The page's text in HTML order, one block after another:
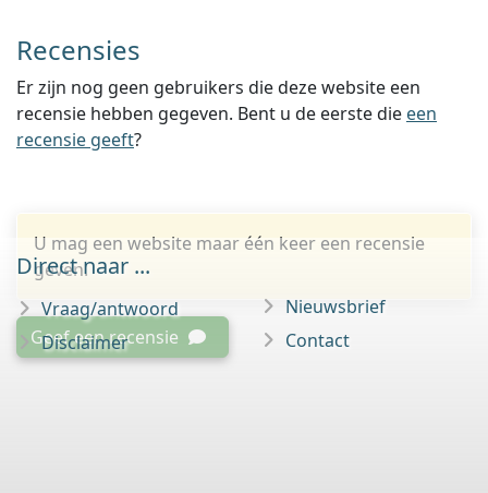
Recensies
Er zijn nog geen gebruikers die deze website een
recensie hebben gegeven. Bent u de eerste die een
recensie geeft?
U mag een website maar één keer een recensie
geven.
Geef een recensie
Direct naar ...
Vraag/antwoord
Disclaimer
Nieuwsbrief
Contact